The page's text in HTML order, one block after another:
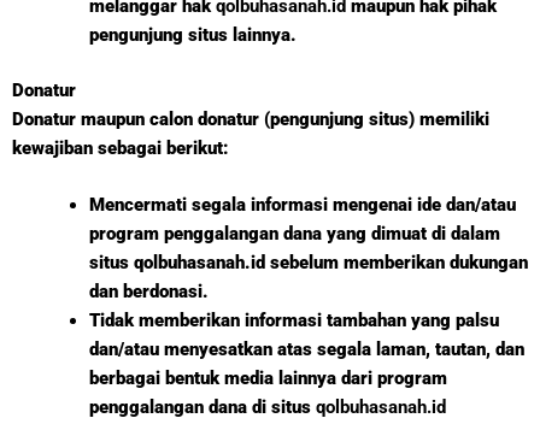
melanggar hakqolbuhasanah.id maupun hak pihak
pengunjung situs lainnya.
Donatur
Donatur maupun calon donatur (pengunjung situs) memiliki
kewajiban sebagai berikut:
Mencermati segala informasi mengenai ide dan/atau
program penggalangan dana yang dimuat di dalam
situs qolbuhasanah.id sebelum memberikan dukungan
dan berdonasi.
Tidak memberikan informasi tambahan yang palsu
dan/atau menyesatkan atas segala laman, tautan, dan
berbagai bentuk media lainnya dari program
penggalangan dana di situs qolbuhasanah.id